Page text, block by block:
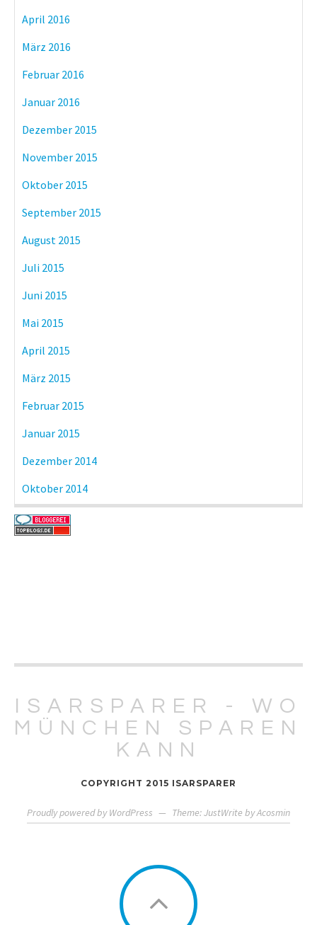
April 2016
März 2016
Februar 2016
Januar 2016
Dezember 2015
November 2015
Oktober 2015
September 2015
August 2015
Juli 2015
Juni 2015
Mai 2015
April 2015
März 2015
Februar 2015
Januar 2015
Dezember 2014
Oktober 2014
ISARSPARER - WO
MÜNCHEN SPAREN
KANN
COPYRIGHT 2015 ISARSPARER
Proudly powered by WordPress — Theme: JustWrite byAcosmin